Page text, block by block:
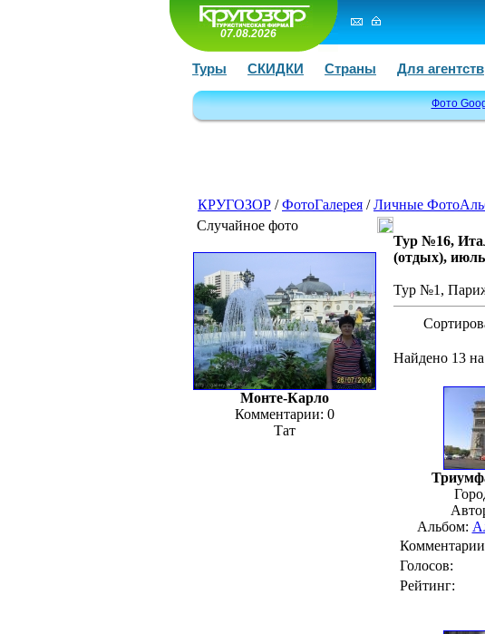
07.08.2026
Туры СКИДКИ Страны Для агентств
Фото
КРУГОЗОР /ФотоГалерея /Личные
Случайное фото
Монте-Карло
Комментарии: 0
Тат
Тур №16,
(отдых),
Тур №1,
Найдено 13
Альбом:
Голосов:
Рейтинг: